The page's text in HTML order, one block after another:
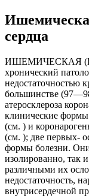
сердца
ИШЕМИЧЕСКАЯ
хронический
недостаточностью
большинстве
атеросклероза
клинические
(см. ) и
(см. ); две первых-
формы болезни.
изолированно, так
различными их
недостаточность,
внутрисердечной